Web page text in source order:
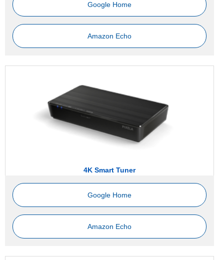
Google Home
Amazon Echo
4K Smart Tuner
Google Home
Amazon Echo